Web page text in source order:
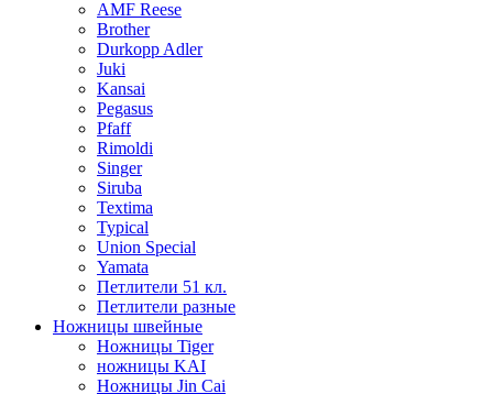
AMF Reese
Brother
Durkopp Adler
Juki
Kansai
Pegasus
Pfaff
Rimoldi
Singer
Siruba
Textima
Typical
Union Special
Yamata
Петлители 51 кл.
Петлители разные
Ножницы швейные
Ножницы Tiger
ножницы KAI
Ножницы Jin Cai